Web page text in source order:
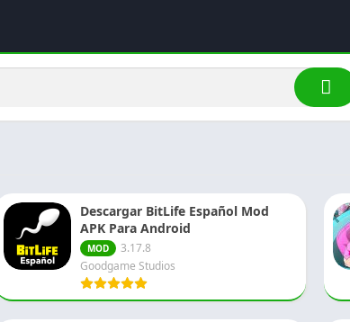
Descargar BitLife Español Mod
APK Para Android
MOD
3.17.8
Goodgame Studios